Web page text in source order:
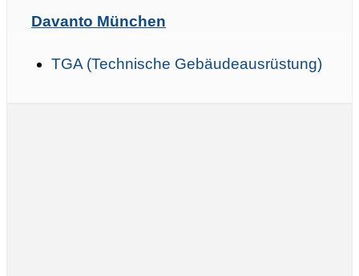
Davanto München
TGA (Technische Gebäudeausrüstung)